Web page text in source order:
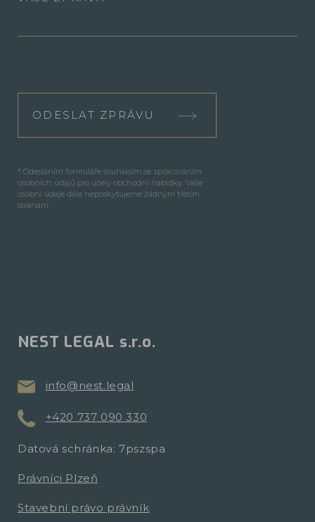
ODESLAT ZPRÁVU
* Odesláním formuláře souhlasím se zpracováním
osobních údajů pro účely obchodní nabídky. Vaše
osobní údaje dále neposkytujeme žádným třetím
stranám.
NEST LEGAL s.r.o.
info@nest.legal
+420 737 090 330
Datová schránka: 7pszspa
Právníci Plzeň
Stavební právo právník